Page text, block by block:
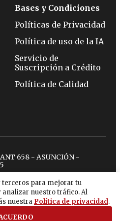
para mejorar tu
nuestro tráfico. Al
nuestra Política de privacidad.
Bases y Condiciones
Políticas de Privacidad
Política de uso de la IA
Servicio de
Suscripción a Crédito
Política de Calidad
658 - ASUNCIÓN -
youtubespotify